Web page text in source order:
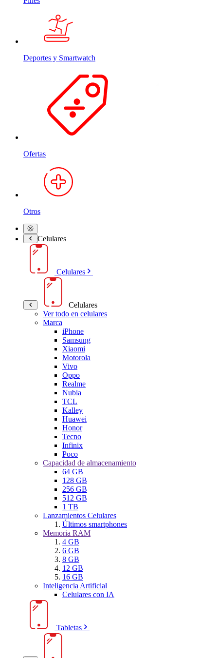
Deportes y Smartwatch
Ofertas
Otros
Celulares
Celulares
Celulares
Ver todo en celulares
Marca
iPhone
Samsung
Xiaomi
Motorola
Vivo
Oppo
Realme
Nubia
TCL
Kalley
Huawei
Honor
Tecno
Infinix
Poco
Capacidad de almacenamiento
64 GB
128 GB
256 GB
512 GB
1 TB
Lanzamientos Celulares
Últimos smartphones
Memoria RAM
4 GB
6 GB
8 GB
12 GB
16 GB
Inteligencia Artificial
Celulares con IA
Tabletas